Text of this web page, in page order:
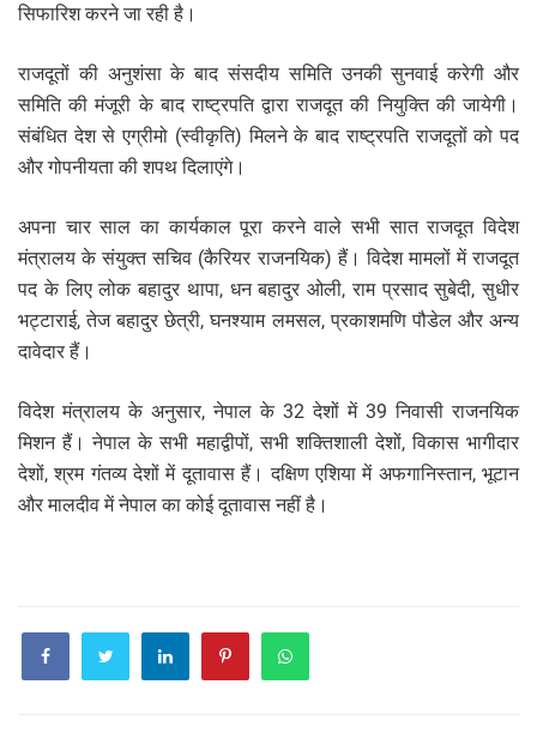
सिफारिश करने जा रही है।
राजदूतों की अनुशंसा के बाद संसदीय समिति उनकी सुनवाई करेगी और
समिति की मंजूरी के बाद राष्ट्रपति द्वारा राजदूत की नियुक्ति की जायेगी।
संबंधित देश से एग्रीमो (स्वीकृति) मिलने के बाद राष्ट्रपति राजदूतों को पद
और गोपनीयता की शपथ दिलाएंगे।
अपना चार साल का कार्यकाल पूरा करने वाले सभी सात राजदूत विदेश
मंत्रालय के संयुक्त सचिव (कैरियर राजनयिक) हैं। विदेश मामलों में राजदूत
पद के लिए लोक बहादुर थापा, धन बहादुर ओली, राम प्रसाद सुबेदी, सुधीर
भट्टाराई, तेज बहादुर छेत्री, घनश्याम लमसल, प्रकाशमणि पौडेल और अन्य
दावेदार हैं।
विदेश मंत्रालय के अनुसार, नेपाल के 32 देशों में 39 निवासी राजनयिक
मिशन हैं। नेपाल के सभी महाद्वीपों, सभी शक्तिशाली देशों, विकास भागीदार
देशों, श्रम गंतव्य देशों में दूतावास हैं। दक्षिण एशिया में अफगानिस्तान, भूटान
और मालदीव में नेपाल का कोई दूतावास नहीं है।